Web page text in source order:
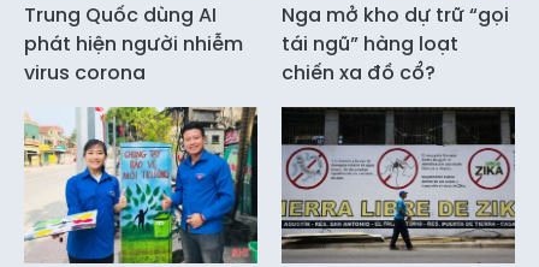
Trung Quốc dùng AI
phát hiện người nhiễm
virus corona
Nga mở kho dự trữ “gọi
tái ngũ” hàng loạt
chiến xa đồ cổ?